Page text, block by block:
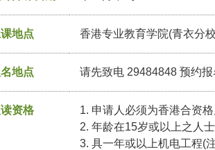
课地点 香港专业教育学院(青衣分
地点 请先致电 29484848 预约报
读资格
1. 申请人必须为香港合资格
2. 年龄在15岁或以上之人士
3. 具一年或以上机电工程(